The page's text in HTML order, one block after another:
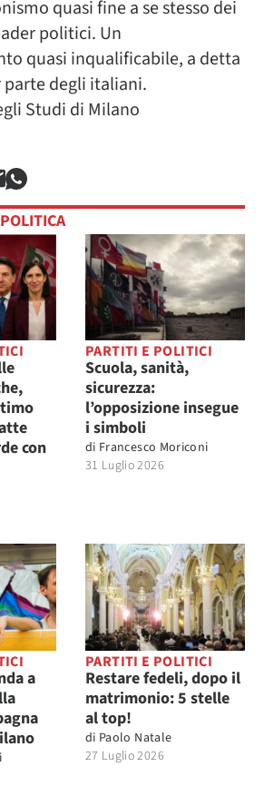
quasi fine a se stesso dei
politici. Un
quasi inqualificabile, a detta
degli italiani.
Studi di Milano
POLITICA
con
PARTITI E POLITICI
Scuola, sanità,
sicurezza:
l’opposizione insegue
i simboli
di Francesco Moriconi
31 Luglio 2026
a
PARTITI E POLITICI
Restare fedeli, dopo il
matrimonio: 5 stelle
al top!
di Paolo Natale
27 Luglio 2026